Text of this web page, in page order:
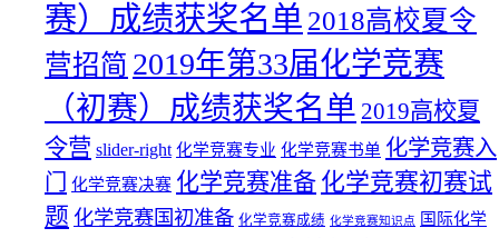
赛）成绩获奖名单 2018高校夏令
营招简 2019年第33届化学竞赛
（初赛）成绩获奖名单 2019高校夏
令营 slider-right 化学竞赛专业 化学竞赛书单 化学竞赛入
门
化学竞赛决赛 化学竞赛准备 化学竞赛初赛试
题 化学竞赛国初准备 化学竞赛成绩 化学竞赛知识点
国际化学